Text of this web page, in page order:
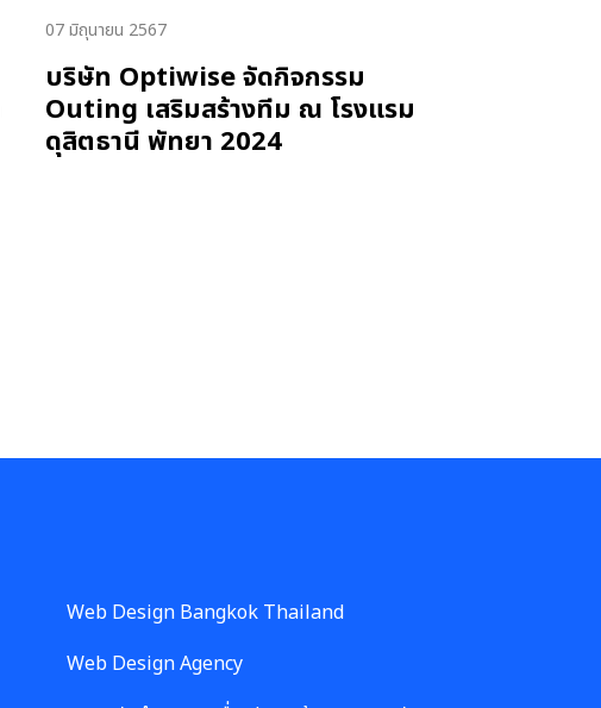
07 มิถุนายน 2567
บริษัท Optiwise จัดกิจกรรม
Outing เสริมสร้างทีม ณ โรงแรม
ดุสิตธานี พัทยา 2024
Web Design Bangkok Thailand
Web Design Agency